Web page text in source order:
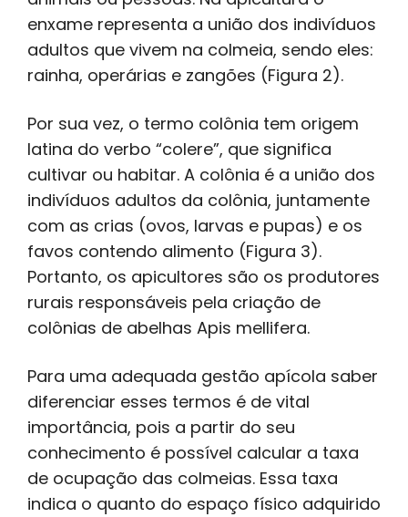
enxame representa a união dos indivíduos
adultos que vivem na colmeia, sendo eles:
rainha, operárias e zangões (Figura 2).
Por sua vez, o termo colônia tem origem
latina do verbo “colere”, que significa
cultivar ou habitar. A colônia é a união dos
indivíduos adultos da colônia, juntamente
com as crias (ovos, larvas e pupas) e os
favos contendo alimento (Figura 3).
Portanto, os apicultores são os produtores
rurais responsáveis pela criação de
colônias de abelhas Apis mellifera.
Para uma adequada gestão apícola saber
diferenciar esses termos é de vital
importância, pois a partir do seu
conhecimento é possível calcular a taxa
de ocupação das colmeias. Essa taxa
indica o quanto do espaço físico adquirido